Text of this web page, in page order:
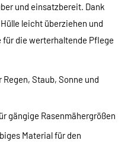
und einsatzbereit. Dank
leicht überziehen und
die werterhaltende Pflege
Staub, Sonne und
gängige Rasenmähergrößen
Material für den